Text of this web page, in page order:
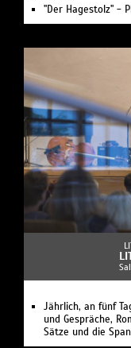
"Der Hagestolz" -
Jährlich, an fünf
und Gespräche,
Sätze und die